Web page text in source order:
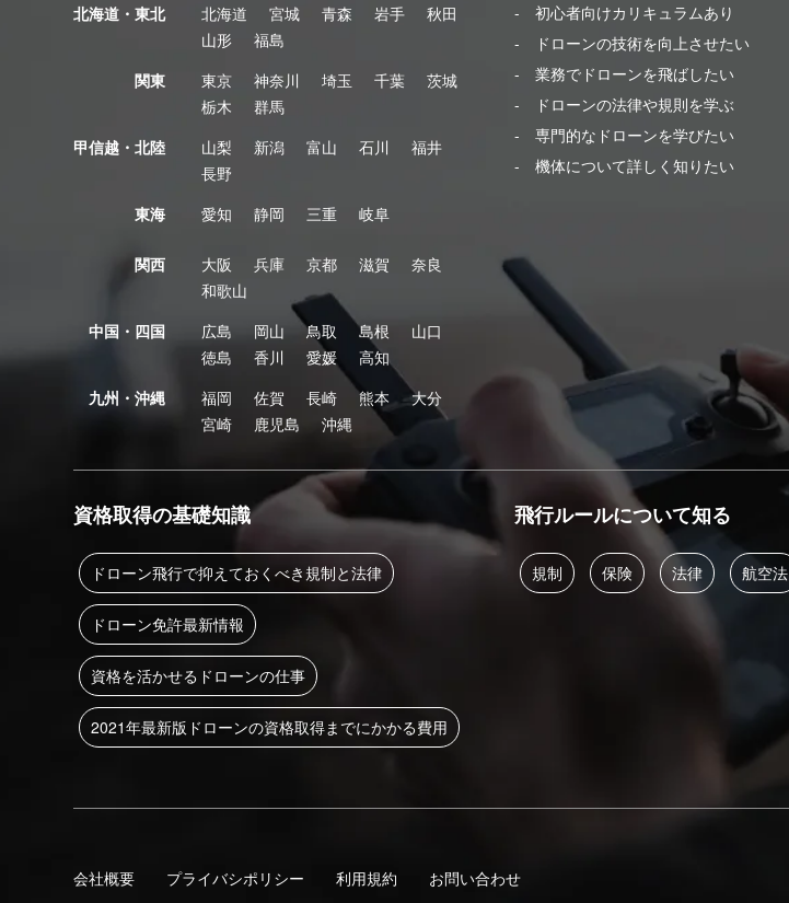
北海道・東北 北海道 宮城 青森 岩手
秋田
山形
福島
関東
東京 神奈川 埼玉 千葉
茨城
栃木
群馬
甲信越・北陸
山梨 新潟 富山 石川
福井
長野
東海
愛知 静岡 三重 岐阜
関西 大阪 兵庫 京都 滋賀
奈良
和歌山
中国・四国
広島 岡山 鳥取 島根
山口
徳島
香川 愛媛
高知
九州・沖縄
福岡 佐賀 長崎 熊本
大分
宮崎
鹿児島 沖縄
- 初心者向けカリキュラムあり
- ドローンの技術を向上させたい
- 業務でドローンを飛ばしたい
- ドローンの法律や規則を学ぶ
- 専門的なドローンを学びたい
- 機体について詳しく知りたい
資格取得の基礎知識
ドローン飛行で抑えておくべき規制と法律
ドローン免許最新情報
資格を活かせるドローンの仕事
2021年最新版ドローンの資格取得までにかかる費用
飛行ルールについて知る
規制 保険 法律 航空法
会社概要 プライバシポリシー 利用規約 お問い合わせ